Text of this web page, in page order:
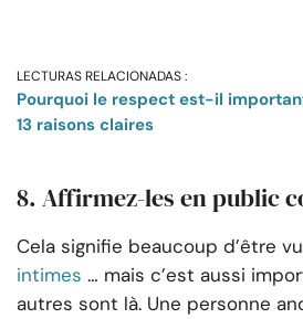
LECTURAS RELACIONADAS :
Pourquoi le respect est-il
13 raisons claires
8. Affirmez-les en public
Cela signifie beaucoup d’être
intimes … mais c’est aussi
autres sont là. Une personne